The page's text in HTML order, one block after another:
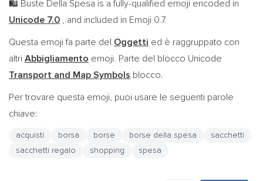
🛍️ Buste Della Spesa is a fully-qualified emoji encoded in
Unicode 7.0 , and included in Emoji 0.7.
Questa emoji fa parte del Oggetti ed è raggruppato con
altri Abbigliamento emoji. Parte del blocco Unicode
Transport and Map Symbols blocco.
Per trovare questa emoji, puoi usare le seguenti parole
chiave:
acquisti borsa borse borse della spesa
sacchetti
sacchetti regalo
shopping spesa